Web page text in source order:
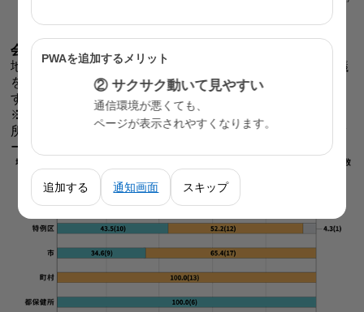
会議を設置する）区市町村等の数（令和5年度 東京都）〉
地域・職域連携に取り組む（職域関係者を委員に含む会議
を設置する）区市町村等の数は、令和5年度で25を数えま
す。都全体では4割程度になっています。
※職域関係者：全国健康保険協会等の保険者、商工会議
所・商工会、企業、労働基準監督署、地域産業保健センタ
ーなどの職域関係者
PWAを追加するメリット
② サクサク動いて見やすい
通信環境が悪くても、
ページが表示されやすくなります。
追加する 通知画面 スキップ